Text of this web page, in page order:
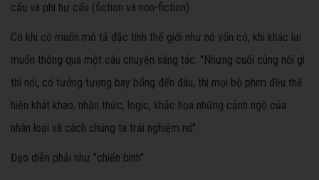
cấu và phi hư cấu (fiction và non-fiction).
Có khi cô muốn mô tả đặc tính thế giới như nó vốn có, khi khác lại
muốn thông qua một câu chuyện sáng tác: "Nhưng cuối cùng nói gì
thì nói, có tưởng tượng bay bổng đến đâu, thì mọi bộ phim đều thể
hiện khát khao, nhận thức, logic, khắc họa những cảnh ngộ của
nhân loại và cách chúng ta trải nghiệm nó".
Đạo diễn phải như "chiến binh"